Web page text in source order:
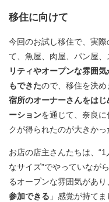
移住に向けて
今回のお試し移住で、実
て、魚屋、肉屋、パン屋
リティやオープンな雰囲気
もできたので、移住を決め
宿所のオーナーさんをは
ーションを通じて、奈良
クが得られたのが大きかっ
お店の店主さんたちは、
なサイズ”でやっていなが
るオープンな雰囲気があ
参加できる 」感覚が持てま